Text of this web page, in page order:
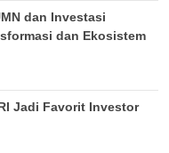
dan Investasi
dan Ekosistem
Jadi Favorit Investor